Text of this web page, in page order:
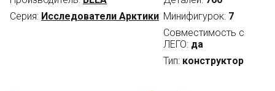
Серия: Исследователи Арктики Минифигурок: 7
Совместимость с
ЛЕГО: да
Тип: конструктор